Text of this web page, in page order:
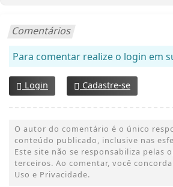
Comentários
Para comentar realize o login em
Login Cadastre-se
O autor do comentário é o único
conteúdo publicado, inclusive nas
Este site não se responsabiliza pelas
terceiros. Ao comentar, você
Uso e Privacidade.